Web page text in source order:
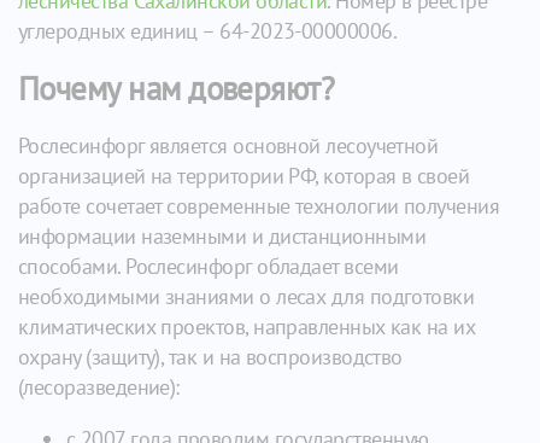
углеродных единиц – 64-2023-00000006.
Почему нам доверяют?
Рослесинфорг является основной лесоучетной
организацией на территории РФ, которая в своей
работе сочетает современные технологии получения
информации наземными и дистанционными
способами. Рослесинфорг обладает всеми
необходимыми знаниями о лесах для подготовки
климатических проектов, направленных как на их
охрану (защиту), так и на воспроизводство
(лесоразведение):